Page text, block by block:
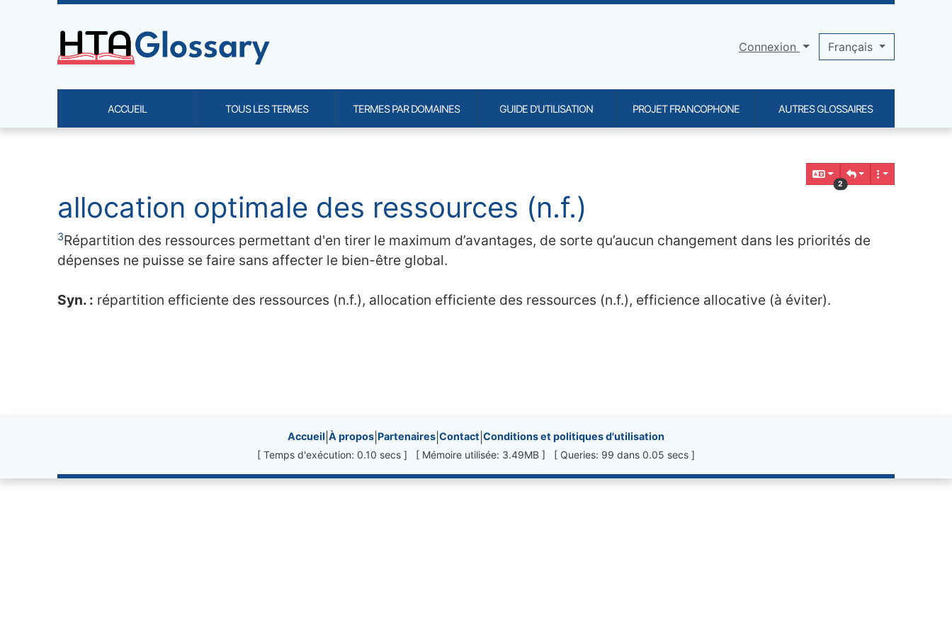
Navigation and related functionality and content
2
allocation optimale des ressources (n.f.)
3Répartition des ressources permettant d'en tirer le maximum d’avantages, de sorte qu’aucun changement dans les priorités de
dépenses ne puisse se faire sans affecter le bien-être global.
Syn. : répartition efficiente des ressources (n.f.), allocation efficiente des ressources (n.f.), efficience allocative (à éviter).
Site information, links, etc.
Accueil À propos Partenaires Contact Conditions et politiques d'utilisation
[ Temps d'exécution: 0.10 secs ] [ Mémoire utilisée: 3.49MB ] [ Queries: 99 dans 0.05 secs ]
Site identity, navigation, etc.
Connexion Français
ACCUEIL TOUS LES TERMES TERMES PAR DOMAINES GUIDE D'UTILISATION PROJET FRANCOPHONE AUTRES GLOSSAIRES